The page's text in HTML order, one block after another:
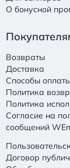
О бонусной
Возвраты
Доставка
Способы
Политика
Политика
Согласие на
сообщений
Договор